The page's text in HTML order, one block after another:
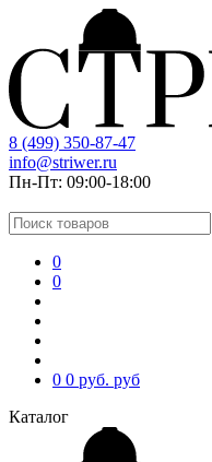
8 (499) 350-87-47
info@striwer.ru
Пн-Пт: 09:00-18:00
0
0
0 0 руб. руб
Каталог